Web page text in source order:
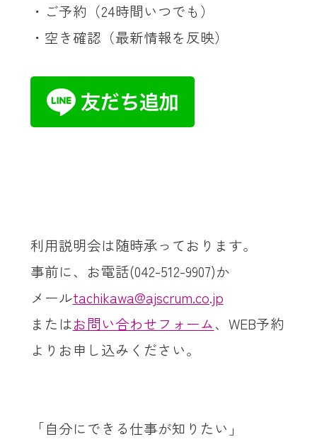
・ご予約 （24時間いつでも）
・空き確認 （最新情報を反映）
利用説明会は随時承っております。
事前に、お電話(042-512-9907)か
メールtachikawa@ajscrum.co.jp
またはお問い合わせフォーム、WEB予約
よりお申し込みください。
「自分にできる仕事が知りたい」